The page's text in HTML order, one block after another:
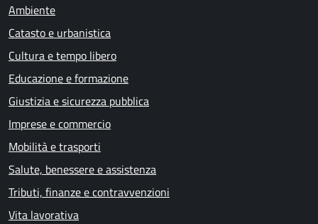
Ambiente
Catasto e urbanistica
Cultura e tempo libero
Educazione e formazione
Giustizia e sicurezza pubblica
Imprese e commercio
Mobilità e trasporti
Salute, benessere e assistenza
Tributi, finanze e contravvenzioni
Vita lavorativa